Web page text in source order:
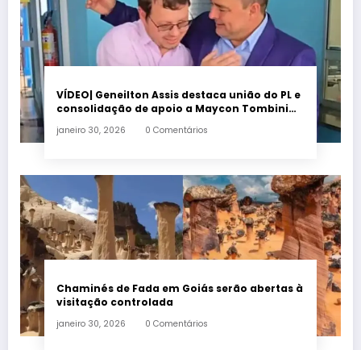
VÍDEO| Geneilton Assis destaca união do PL e
consolidação de apoio a Maycon Tombini
janeiro 30, 2026 0 Comentários
Chaminés de Fada em Goiás serão abertas à
visitação controlada
janeiro 30, 2026 0 Comentários